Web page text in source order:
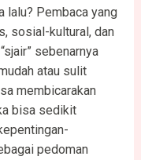
lalu? Pembaca yang
sosial-kultural, dan
sebenarnya
atau sulit
membicarakan
bisa sedikit
pedoman